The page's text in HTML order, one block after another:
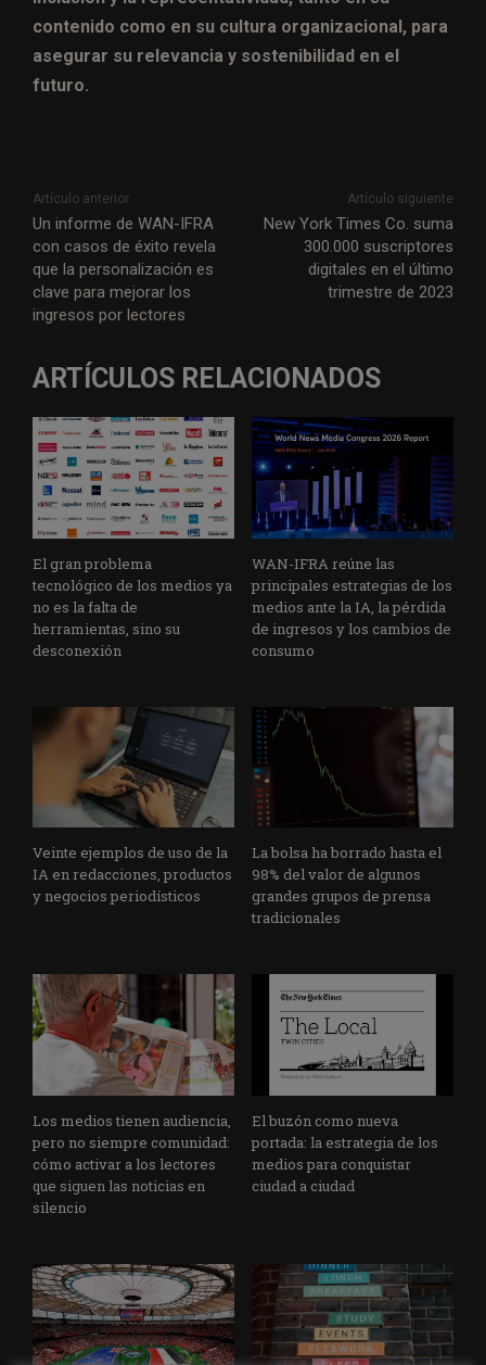
contenido como en su cultura organizacional, para
asegurar su relevancia y sostenibilidad en el
futuro.
Artículo anterior
Un informe de WAN-IFRA
con casos de éxito revela
que la personalización es
clave para mejorar los
ingresos por lectores
Artículo siguiente
New York Times Co. suma
300.000 suscriptores
digitales en el último
trimestre de 2023
ARTÍCULOS RELACIONADOS
El gran problema
tecnológico de los medios ya
no es la falta de
herramientas, sino su
desconexión
WAN-IFRA reúne las
principales estrategias de los
medios ante la IA, la pérdida
de ingresos y los cambios de
consumo
Veinte ejemplos de uso de la
IA en redacciones, productos
y negocios periodísticos
La bolsa ha borrado hasta el
98% del valor de algunos
grandes grupos de prensa
tradicionales
Los medios tienen audiencia,
pero no siempre comunidad:
cómo activar a los lectores
que siguen las noticias en
silencio
El buzón como nueva
portada: la estrategia de los
medios para conquistar
ciudad a ciudad